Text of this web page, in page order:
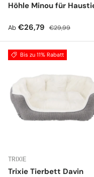
Höhle Minou für
Verkaufspreis
Ab €26,79 Normaler Preis
€29,99
Bis zu 11% Rabatt
TRIXIE
Trixie Tierbett Davin